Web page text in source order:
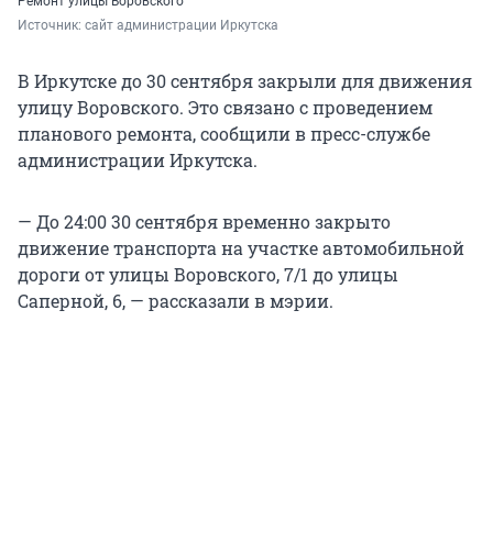
Источник: сайт администрации Иркутска
В Иркутске до 30 сентября закрыли для движения
улицу Воровского. Это связано с проведением
планового ремонта, сообщили в пресс-службе
администрации Иркутска.
— До 24:00 30 сентября временно закрыто
движение транспорта на участке автомобильной
дороги от улицы Воровского, 7/1 до улицы
Саперной, 6, — рассказали в мэрии.